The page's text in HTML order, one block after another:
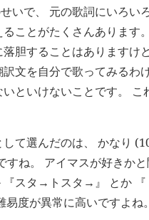
いで、 元の歌詞にいろい
ことがたくさんあります
胆することはありますけ
文を自分で歌ってみるわ
といけないことです。 こ
て選んだのは、 かなり
すね。 アイマスが好きか
『スタ→トスタ→』 とか
易度が異常に高いですよね